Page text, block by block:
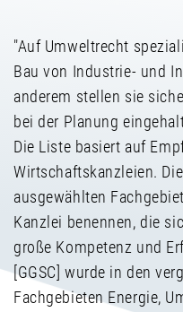
"Auf Umweltrecht
Bau von Industrie- und
anderem stellen sie
bei der Planung
Die Liste basiert auf
Wirtschaftskanzleien.
ausgewählten
Kanzlei benennen, die
große Kompetenz und
[GGSC] wurde in den
Fachgebieten Energie,